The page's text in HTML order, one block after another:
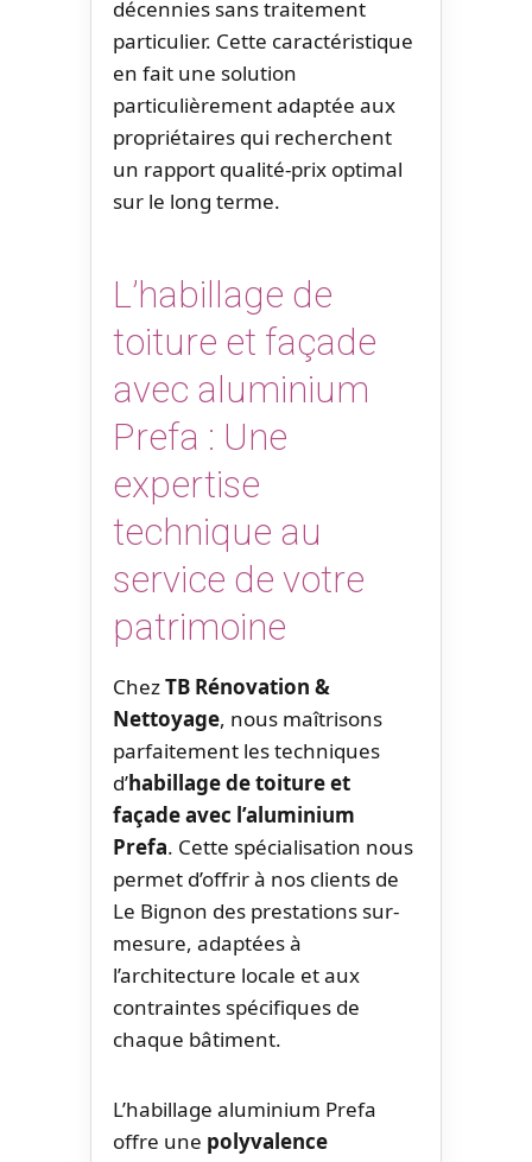
décennies sans traitement
particulier. Cette caractéristique
en fait une solution
particulièrement adaptée aux
propriétaires qui recherchent
un rapport qualité-prix optimal
sur le long terme.
L’habillage de
toiture et façade
avec aluminium
Prefa : Une
expertise
technique au
service de votre
patrimoine
ChezTB Rénovation &
Nettoyage, nous maîtrisons
parfaitement les techniques
d’habillage de toiture et
façade avec l’aluminium
Prefa. Cette spécialisation nous
permet d’offrir à nos clients de
Le Bignon des prestations sur-
mesure, adaptées à
l’architecture locale et aux
contraintes spécifiques de
chaque bâtiment.
L’habillage aluminium Prefa
offre une polyvalence